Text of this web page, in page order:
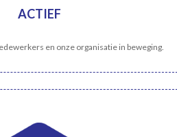
ACTIEF
en onze organisatie in beweging.